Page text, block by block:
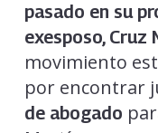
pasado en su
exesposo, Cruz
movimiento
por encontrar
de abogado